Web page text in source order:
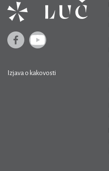
Izjava o kakovosti